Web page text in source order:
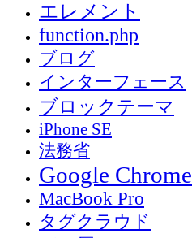
エレメント
function.php
ブログ
インターフェース
ブロックテーマ
iPhone SE
法務省
Google Chrome
MacBook Pro
タグクラウド